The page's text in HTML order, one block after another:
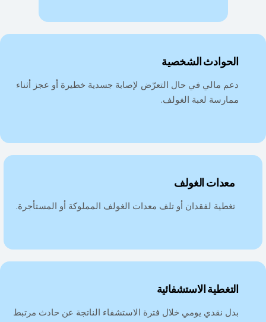
الحوادث الشخصية
دعم مالي في حال التعرّض لإصابة جسدية خطيرة أو عجز أثناء
ممارسة لعبة الغولف.
معدات الغولف
تغطية لفقدان أو تلف معدات الغولف المملوكة أو المستأجرة.
التغطية الاستشفائية
بدل نقدي يومي خلال فترة الاستشفاء الناتجة عن حادث مرتبط